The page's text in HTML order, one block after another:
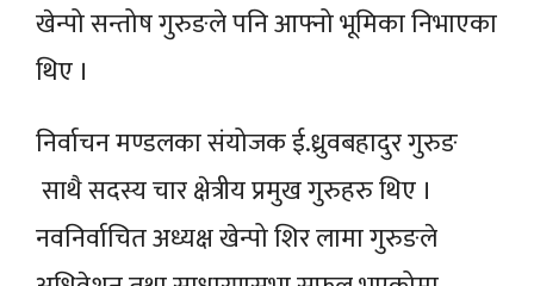
खेन्पो सन्तोष गुरुङले पनि आफ्नो भूमिका निभाएका
थिए ।
निर्वाचन मण्डलका संयोजक ई.ध्रुवबहादुर गुरुङ
साथै सदस्य चार क्षेत्रीय प्रमुख गुरुहरु थिए ।
नवनिर्वाचित अध्यक्ष खेन्पो शिर लामा गुरुङले